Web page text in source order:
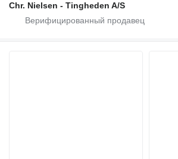
Chr. Nielsen - Tingheden A/S